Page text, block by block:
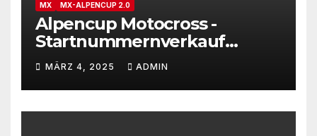
MX MX-ALPENCUP 2.0
Alpencup Motocross -
Startnummernverkauf
gestartet
MÄRZ 4, 2025 ADMIN